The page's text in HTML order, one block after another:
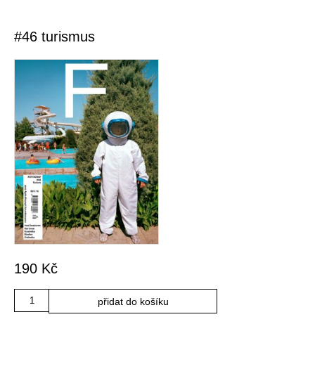
#46 turismus
190 Kč
Množství
přidat do košíku